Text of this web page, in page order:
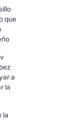
que
a
la
la